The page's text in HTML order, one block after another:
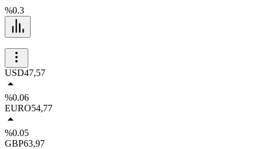
%0.3
USD47,57
%0.06
EURO54,77
%0.05
GBP63,97